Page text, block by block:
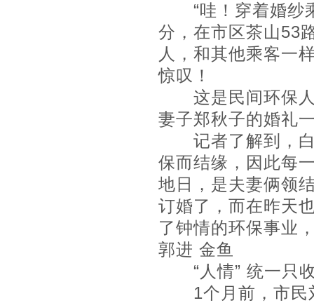
“哇！穿着婚纱乘
分，在市区茶山53
人，和其他乘客一
惊叹！
这是民间环保人
妻子郑秋子的婚礼
记者了解到，白
保而结缘，因此每
地日，是夫妻俩领
订婚了，而在昨天
了钟情的环保事业
郭进 金鱼
“人情” 统一只
1个月前，市民